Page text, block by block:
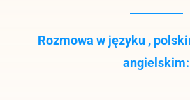
Rozmowa w języku ,
angielskim: